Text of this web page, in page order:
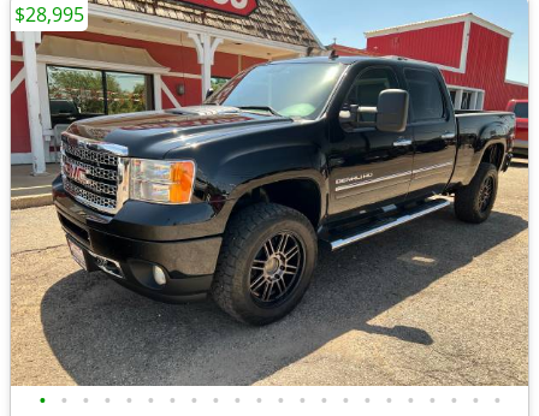
• • • • • • • • • • • • • • • • • • • • • •
$28,995